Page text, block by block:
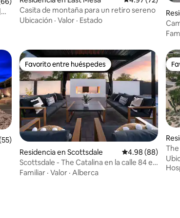
Casita de montaña para un retiro sereno
Ubicación · Valor · Estado
on
promedio: 4.96 de 5; 55 evaluaciones
Favorito entre huéspedes
Favorito entre huéspedes
Residencia en Scottsdale Calificación
4.98 (88)
Scottsdale - The Catalina en la calle 84 en
el casco antiguo
Familiar · Valor · Alberca